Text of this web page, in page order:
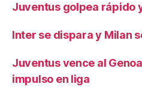
Juventus golpea rápido
Inter se dispara y Milan
Juventus vence al
impulso en liga